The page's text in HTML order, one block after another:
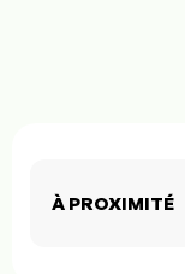
À PROXIMITÉ